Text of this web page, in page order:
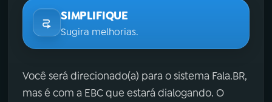
SIMPLIFIQUE
Sugira melhorias.
Você será direcionado(a) para o sistema Fala.BR,
mas é com a EBC que estará dialogando. O